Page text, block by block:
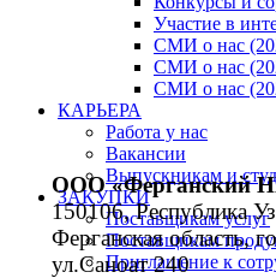
Участие в
СМИ о нас
СМИ о нас
СМИ о нас
КАРЬЕРА
Работа у нас
Вакансии
Выпускникам и
ЗАКУПКИ
Поставщикам услуг
Поставщикам
Приглашение к
ООО «Ферганский
150106, Республика
Ферганская область,
ул.Саноат 240